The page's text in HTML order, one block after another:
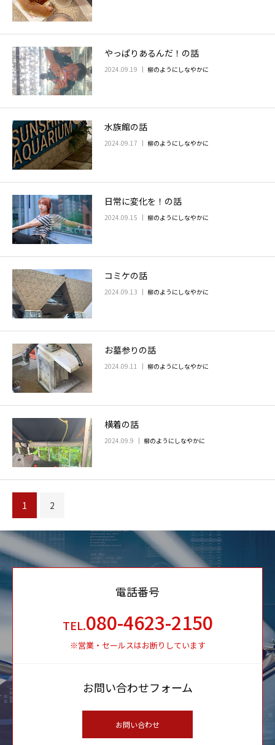
やっぱりあるんだ！の話
2024.09.19 柳のようにしなやかに
水族館の話
2024.09.17 柳のようにしなやかに
日常に変化を！の話
2024.09.15 柳のようにしなやかに
コミケの話
2024.09.13 柳のようにしなやかに
お墓参りの話
2024.09.11 柳のようにしなやかに
横着の話
2024.09.9 柳のようにしなやかに
1 2
電話番号
TEL.080-4623-2150
※営業・セールスはお断りしています
お問い合わせフォーム
お問い合わせ